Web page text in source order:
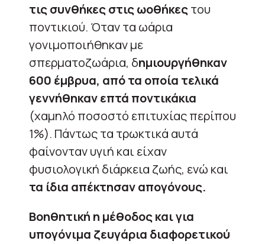
τις συνθήκες στις ωοθήκεςτου
ποντικιού. Όταν τα ωάρια
γονιμοποιήθηκαν με
σπερματοζωάρια, δημιουργήθηκαν
600 έμβρυα, από τα οποία τελικά
γεννήθηκαν επτά ποντικάκια
(χαμηλό ποσοστό επιτυχίας περίπου
1%). Πάντως τα τρωκτικά αυτά
φαίνονταν υγιή και είχαν
φυσιολογική διάρκεια ζωής, ενώ και
τα ίδια απέκτησαν απογόνους.
Βοηθητική η μέθοδος και για
υπογόνιμα ζευγάρια διαφορετικού